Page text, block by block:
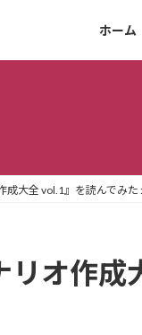
ホーム
成大全 vol.1』を読んでみた
オ作成